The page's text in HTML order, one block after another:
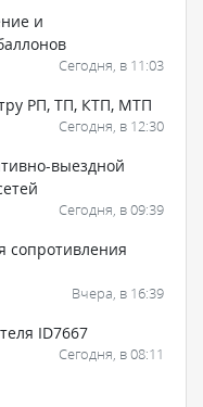
и
Сегодня, в 11:03
РП, ТП, КТП, МТП
Сегодня, в 12:30
выездной
Сегодня, в 09:39
сопротивления
Вчера, в 16:39
ID7667
Сегодня, в 08:11